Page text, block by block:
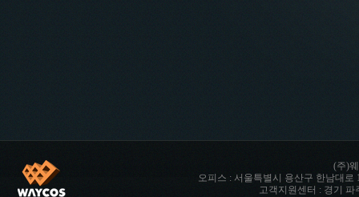
(주)
오피스 : 서울특별시 용산구 한남대로
고객지원센터 : 경기 파